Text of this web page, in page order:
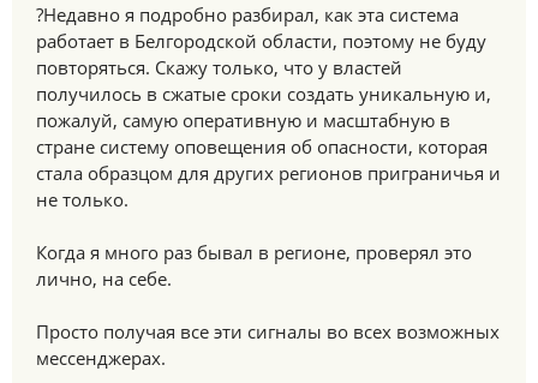
?️Недавно я подробно разбирал, как эта система
работает в Белгородской области, поэтому не буду
повторяться. Скажу только, что у властей
получилось в сжатые сроки создать уникальную и,
пожалуй, самую оперативную и масштабную в
стране систему оповещения об опасности, которая
стала образцом для других регионов приграничья и
не только.
Когда я много раз бывал в регионе, проверял это
лично, на себе.
Просто получая все эти сигналы во всех возможных
мессенджерах.